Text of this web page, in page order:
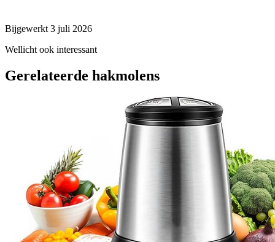
Bijgewerkt 3 juli 2026
Wellicht ook interessant
Gerelateerde hakmolens